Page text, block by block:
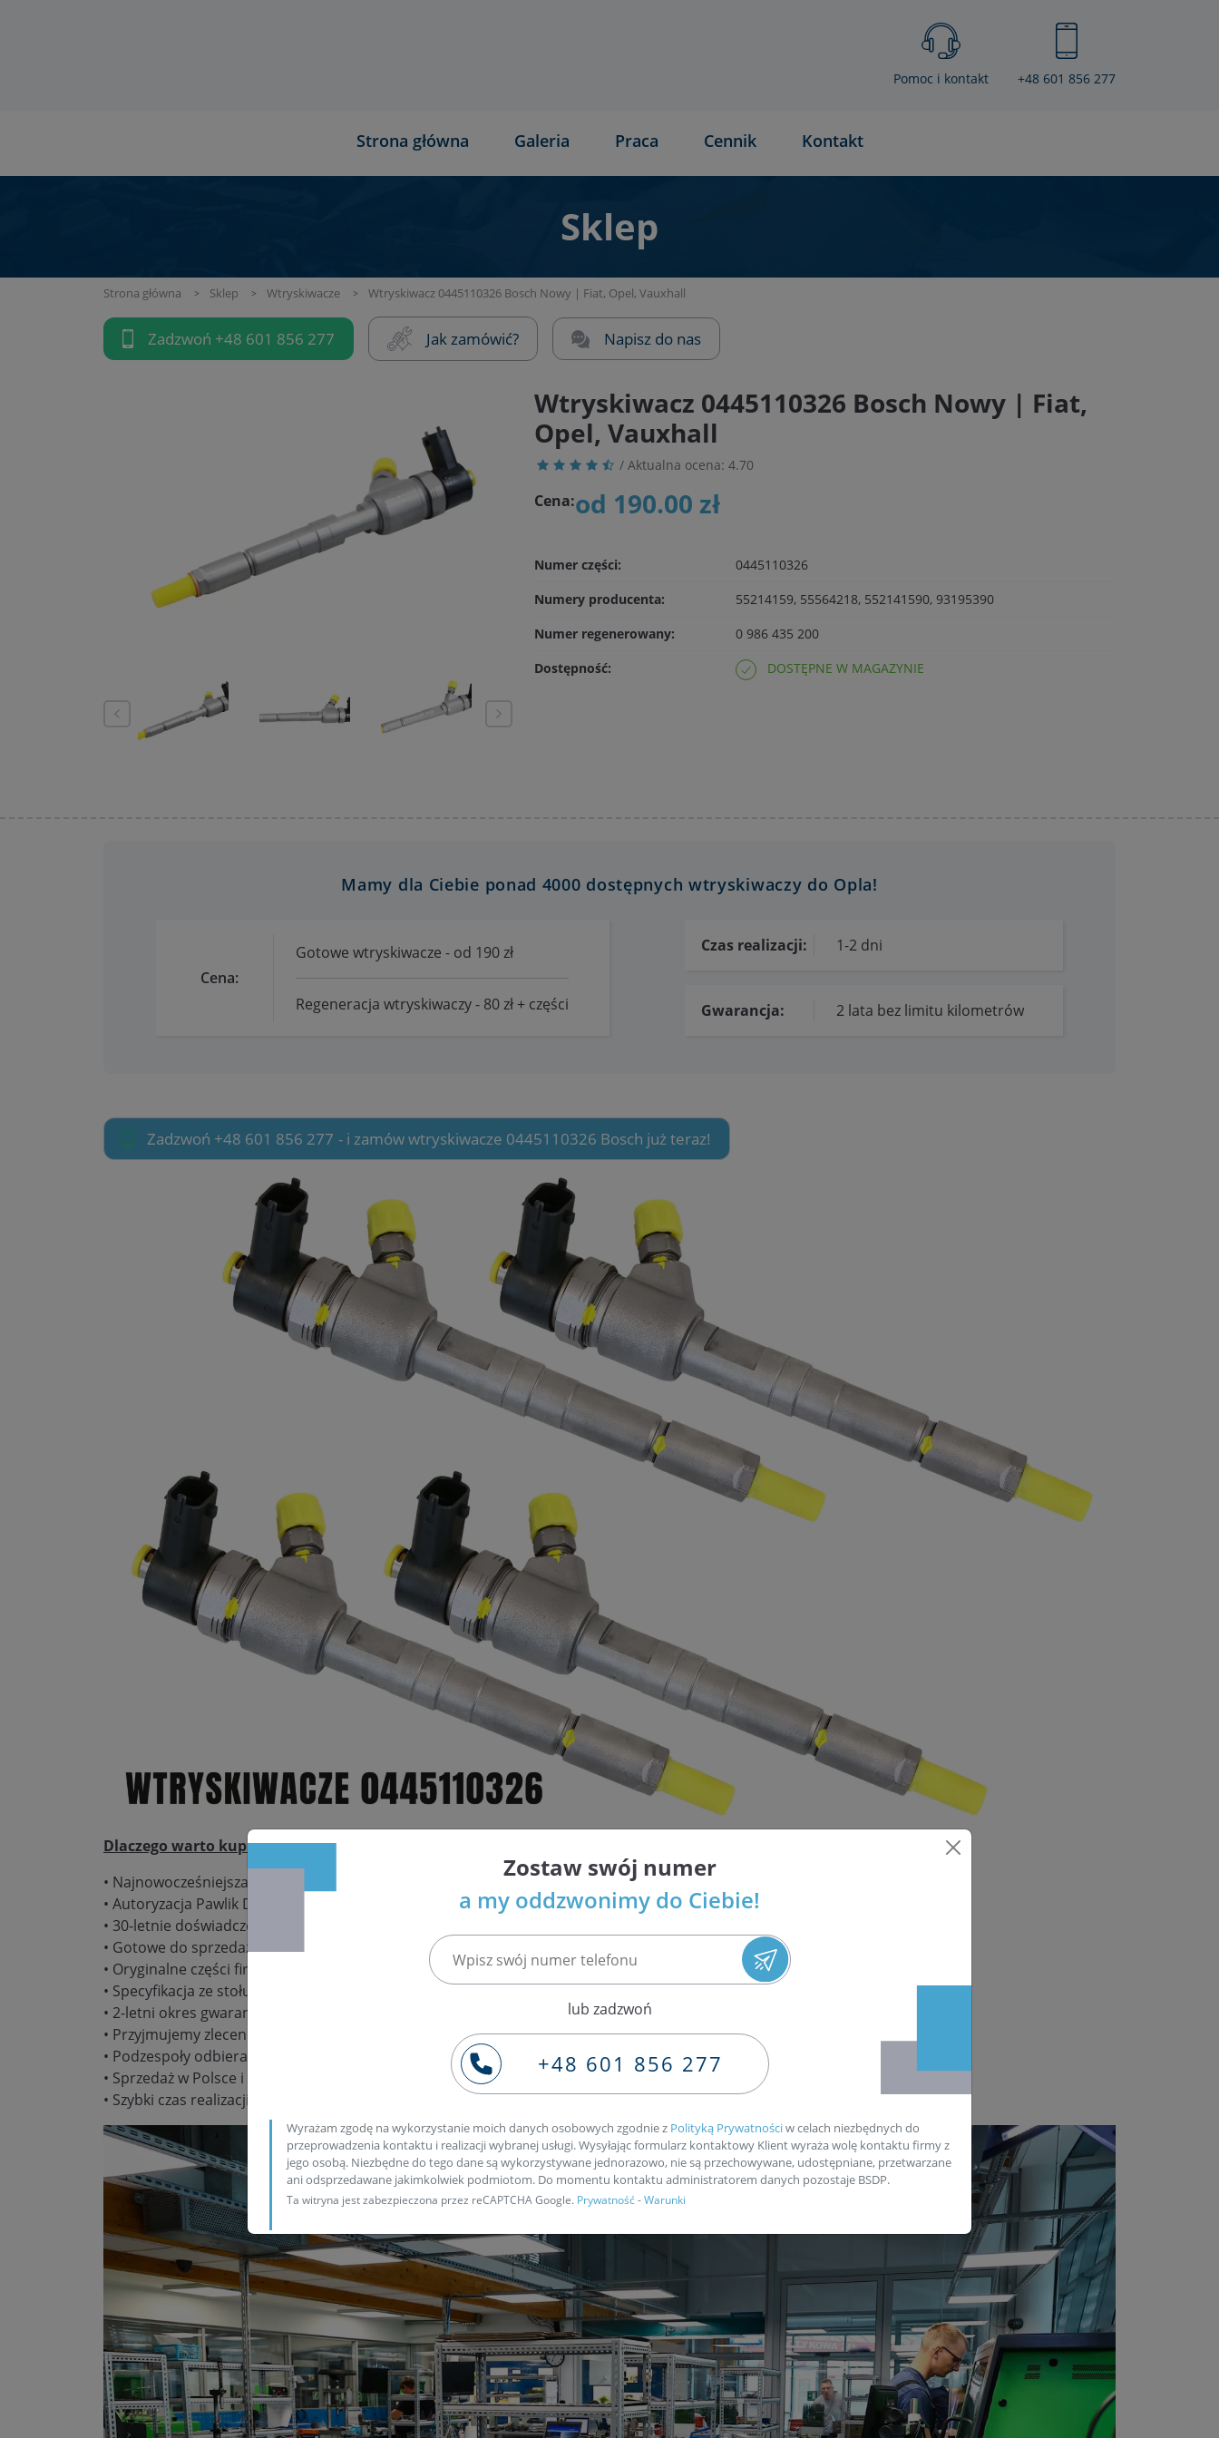
Pomoc i kontakt +48 601 856 277
Strona główna Galeria Praca Cennik Kontakt
Sklep
Strona główna Sklep Wtryskiwacze Wtryskiwacz 0445110326 Bosch Nowy | Fiat, Opel, Vauxhall
Zadzwoń +48 601 856 277 Jak zamówić? Napisz do nas
Wtryskiwacz 0445110326 Bosch Nowy | Fiat,
Opel, Vauxhall
/ Aktualna ocena: 4.70
Cena:od 190.00 zł
Numer części:
0445110326
Numery producenta:
55214159, 55564218, 552141590, 93195390
Numer regenerowany:
0 986 435 200
Dostępność:
DOSTĘPNE W MAGAZYNIE
Mamy dla Ciebie ponad 4000 dostępnych wtryskiwaczy do Opla!
Cena:
Gotowe wtryskiwacze - od 190 zł
Regeneracja wtryskiwaczy - 80 zł + części
Czas realizacji: 1-2 dni
Gwarancja: 2 lata bez limitu kilometrów
Zadzwoń +48 601 856 277 - i zamów wtryskiwacze 0445110326 Bosch już teraz!
Dlaczego warto kupić:
• Najnowocześniejsza pracownia regeneracji wtryskiwaczy Common Rail i benzynowych w Polsce
• Autoryzacja Pawlik Diesel Service – gwarancja najwyższej jakości usług
• 30-letnie doświadczenie w naprawie podzespołów układu paliwowego
• Gotowe do sprzedaży wtryskiwacze w dużych ilościach i atrakcyjnych cenach
• Oryginalne części firmy Bosch, Delphi, Denso, Siemens / VDO
• Specyfikacja ze stołu probierczego Bosch EPS 708 oraz Bosch DCI 700 potwierdzająca parametry wtryskiwacza
• 2-letni okres gwarancyjny bez limitu kilometrów
• Przyjmujemy zlecenia wysyłkowe
• Podzespoły odbieramy/wysyłamy codziennie naszym kurierem
• Sprzedaż w Polsce i za granicą
• Szybki czas realizacji zamówienia
Zostaw swój numer
a my oddzwonimy do Ciebie!
lub zadzwoń
+48 601 856 277
Wyrażam zgodę na wykorzystanie moich danych osobowych zgodnie z Polityką Prywatnościw celach niezbędnych do
przeprowadzenia kontaktu i realizacji wybranej usługi. Wysyłając formularz kontaktowy Klient wyraża wolę kontaktu firmy z
jego osobą. Niezbędne do tego dane są wykorzystywane jednorazowo, nie są przechowywane, udostępniane, przetwarzane
ani odsprzedawane jakimkolwiek podmiotom. Do momentu kontaktu administratorem danych pozostaje BSDP.
Ta witryna jest zabezpieczona przez reCAPTCHA Google. Prywatność-Warunki